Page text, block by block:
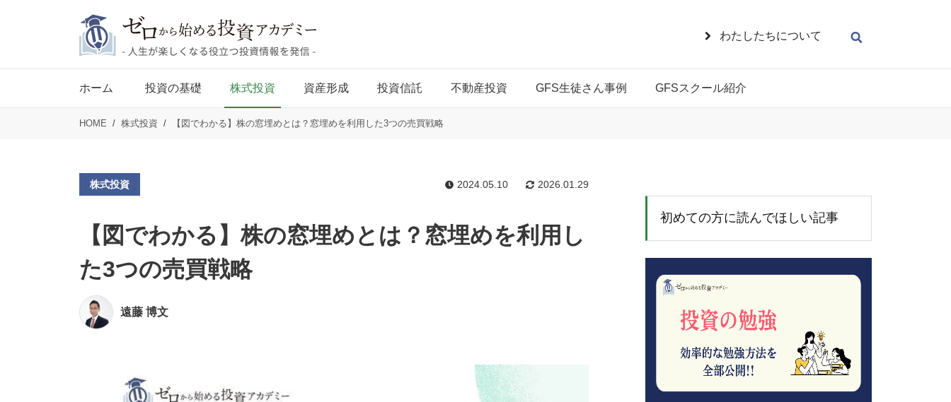
わたしたちについて
ホーム 投資の基礎 株式投資 資産形成 投資信託 不動産投資 GFS生徒さん事例 GFSスクール紹介
HOME 株式投資 【図でわかる】株の窓埋めとは？窓埋めを利用した3つの売買戦略
株式投資 2024.05.10 2026.01.29
【図でわかる】株の窓埋めとは？窓埋めを利用し
た3つの売買戦略
遠藤 博文
初めての方に読んでほしい記事